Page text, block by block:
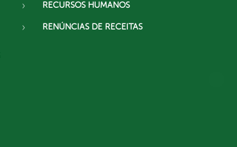
RECURSOS HUMANOS
RENÚNCIAS DE RECEITAS